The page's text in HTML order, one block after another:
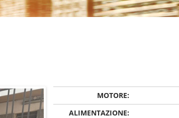
MOTORE:
ALIMENTAZIONE: